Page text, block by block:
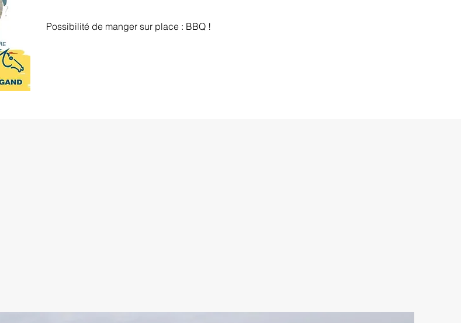
Possibilité de manger sur place : BBQ !